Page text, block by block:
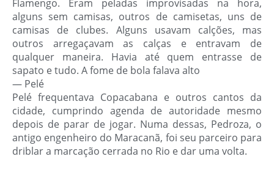
Flamengo. Eram peladas improvisadas na hora,
alguns sem camisas, outros de camisetas, uns de
camisas de clubes. Alguns usavam calções, mas
outros arregaçavam as calças e entravam de
qualquer maneira. Havia até quem entrasse de
sapato e tudo. A fome de bola falava alto
— Pelé
Pelé frequentava Copacabana e outros cantos da
cidade, cumprindo agenda de autoridade mesmo
depois de parar de jogar. Numa dessas, Pedroza, o
antigo engenheiro do Maracanã, foi seu parceiro para
driblar a marcação cerrada no Rio e dar uma volta.